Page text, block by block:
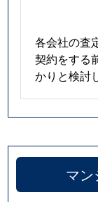
各会社の査
契約をする
かりと検討
マ